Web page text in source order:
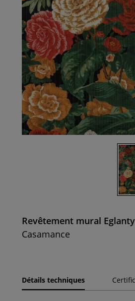
Revêtement mural
Casamance
Détails techniques